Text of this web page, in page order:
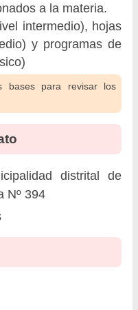
a la materia.
intermedio), hojas
y programas de
bases para revisar los
distrital de
Nº 394